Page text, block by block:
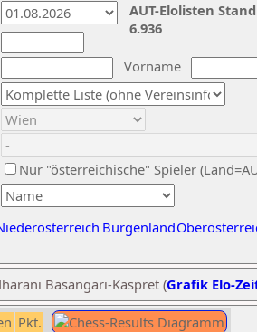
Vorname
Nur "österreichische" Spieler
Burgenland
AUT-Elolisten
6.936
Basangari-Kaspret (Grafik Elo-
Pkt.